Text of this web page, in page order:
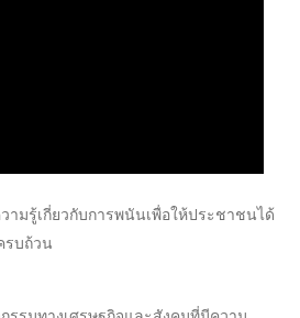
ามรู้เกี่ยวกับการพนันเพื่อให้ประชาชนได้
รบถ้วน